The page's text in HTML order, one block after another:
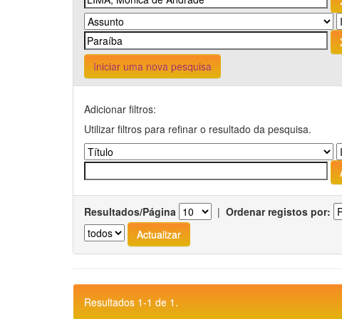
Iniciar uma nova pesquisa
Adicionar filtros:
Utilizar filtros para refinar o resultado da pesquisa.
Resultados/Página | Ordenar registos por:
Resultados 1-1 de 1.